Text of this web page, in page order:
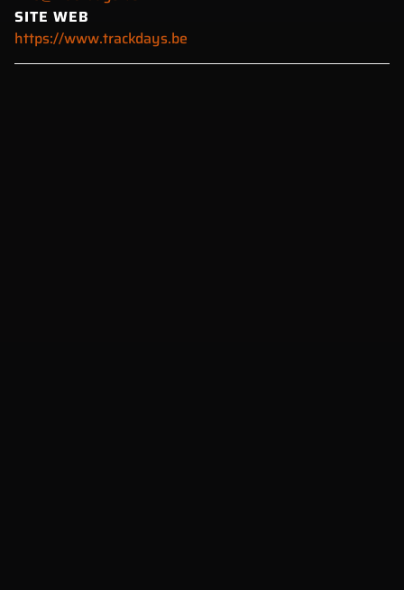
SITE WEB
https://www.trackdays.be